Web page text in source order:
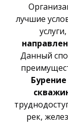
лучшие
Данный
рек,